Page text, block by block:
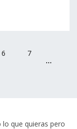
6 7
…
que quieras pero